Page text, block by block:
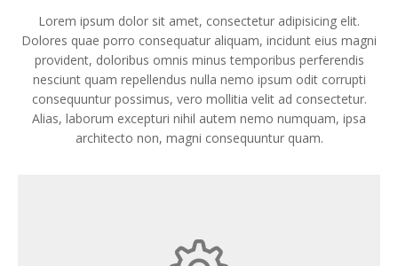
Lorem ipsum dolor sit amet, consectetur adipisicing elit.
Dolores quae porro consequatur aliquam, incidunt eius magni
provident, doloribus omnis minus temporibus perferendis
nesciunt quam repellendus nulla nemo ipsum odit corrupti
consequuntur possimus, vero mollitia velit ad consectetur.
Alias, laborum excepturi nihil autem nemo numquam, ipsa
architecto non, magni consequuntur quam.